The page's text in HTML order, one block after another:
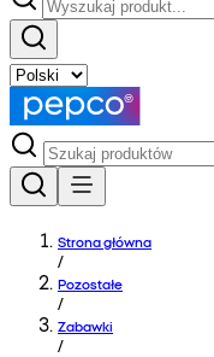
Strona główna
/
Pozostałe
/
Zabawki
/